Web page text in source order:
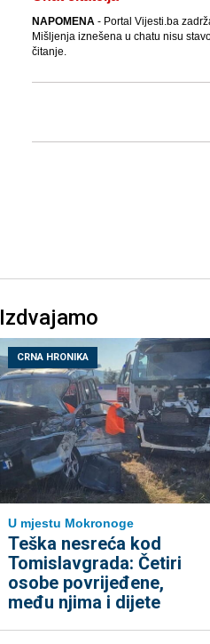
NAPOMENA- Portal Vijesti.ba
Mišljenja iznešena u chatu nisu
čitanje.
Izdvajamo
CRNA HRONIKA
U mjestu Mokronoge
Teška nesreća kod
Tomislavgrada: Četiri
osobe povrijeđene,
među njima i dijete